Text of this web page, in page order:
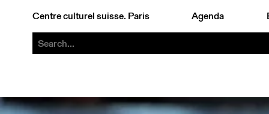
scénographie, puis la performance, domaine dans lequel il se
rejouant…">
Centre culturel suisse. Paris Agenda